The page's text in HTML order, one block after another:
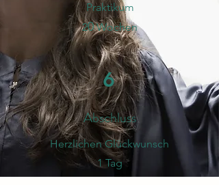
Praktikum
20Wochen
6
Abschluss
​Herzlichen Glückwunsch
1 Tag